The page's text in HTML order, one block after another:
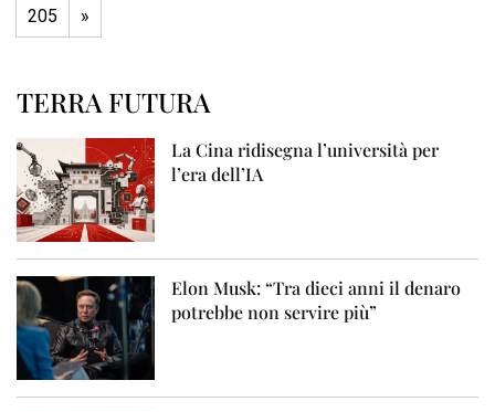
205
»
TERRA FUTURA
La Cina ridisegna l’università per
l’era dell’IA
Elon Musk: “Tra dieci anni il denaro
potrebbe non servire più”